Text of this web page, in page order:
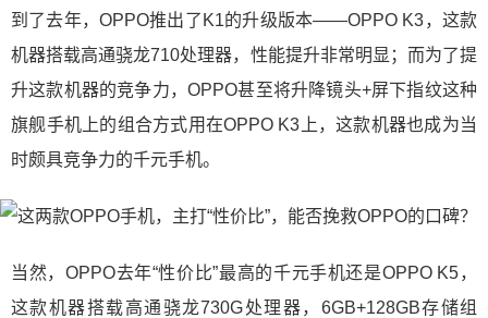
到了去年，OPPO推出了K1的升级版本——OPPO K3，这款
机器搭载高通骁龙710处理器，性能提升非常明显；而为了提
升这款机器的竞争力，OPPO甚至将升降镜头+屏下指纹这种
旗舰手机上的组合方式用在OPPO K3上，这款机器也成为当
时颇具竞争力的千元手机。
当然，OPPO去年“性价比”最高的千元手机还是OPPO K5，
这款机器搭载高通骁龙730G处理器，6GB+128GB存储组